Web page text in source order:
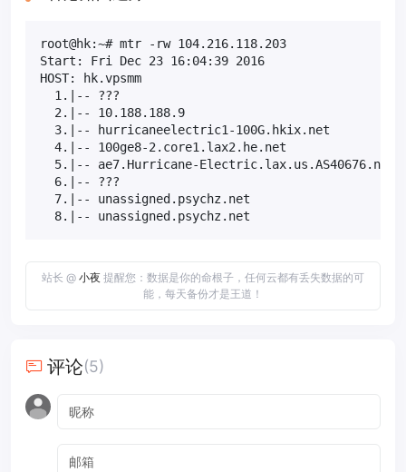
root@hk:~# mtr -rw 104.216.118.203
Start: Fri Dec 23 16:04:39 2016
HOST: hk.vpsmm
1.|-- ???
2.|-- 10.188.188.9
3.|-- hurricaneelectric1-100G.hkix.net
4.|-- 100ge8-2.core1.lax2.he.net
5.|-- ae7.Hurricane-Electric.lax.us.AS40676.net
6.|-- ???
7.|-- unassigned.psychz.net
8.|-- unassigned.psychz.net
站长 @ 小夜 提醒您：数据是你的命根子，任何云都有丢失数据的可
能，每天备份才是王道！
评论(5)